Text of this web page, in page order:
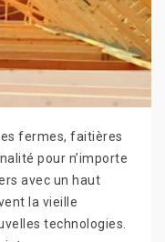
fermes, faitières
pour n’importe
avec un haut
la vieille
technologies.